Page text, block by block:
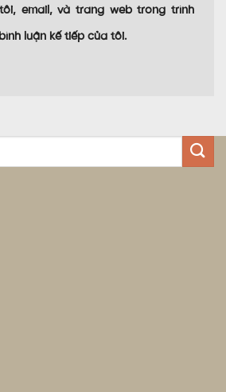
email, và trang web trong trình
luận kế tiếp của tôi.